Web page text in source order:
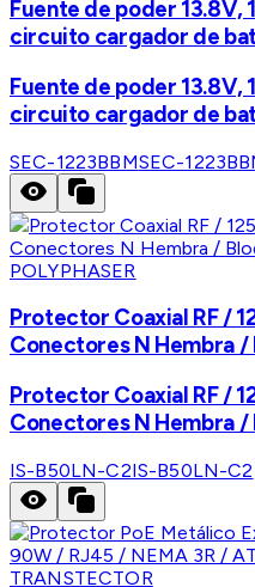
Fuente de poder 13.8V,
circuito cargador de
Fuente de poder 13.8V,
circuito cargador de
SEC-1223BBMSEC-
POLYPHASER
Protector Coaxial RF /
Conectores N Hembra
Protector Coaxial RF /
Conectores N Hembra
IS-B50LN-C2IS-B50LN-C2
TRANSTECTOR